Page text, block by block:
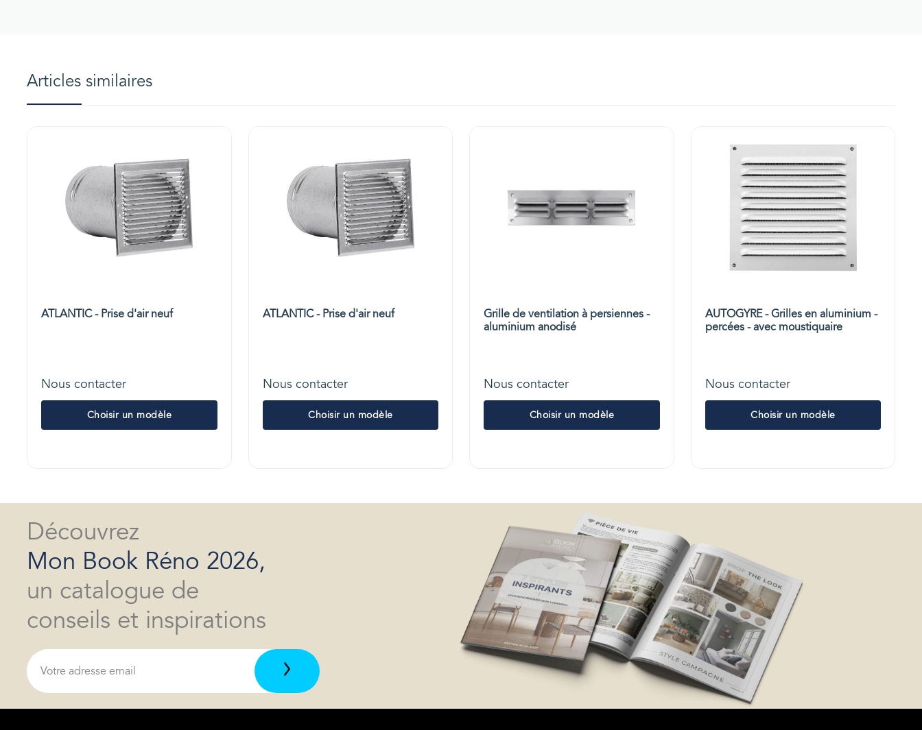
Articles similaires
ATLANTIC - Prise d'air neuf
Nous contacter
Choisir un modèle
ATLANTIC - Prise d'air neuf
Nous contacter
Choisir un modèle
Grille de ventilation à persiennes -
aluminium anodisé
Nous contacter
Choisir un modèle
AUTOGYRE - Grilles en aluminium -
percées - avec moustiquaire
Nous contacter
Choisir un modèle
Découvrez
Mon Book Réno 2026,
un catalogue de
conseils et inspirations